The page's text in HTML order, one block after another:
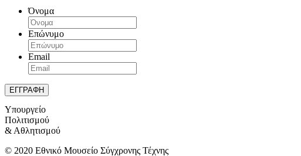
Όνομα
Επώνυμο
Email
Υπουργείο
Πολιτισμού
& Αθλητισμού
© 2020 Εθνικό Μουσείο Σύγχρονης Τέχνης